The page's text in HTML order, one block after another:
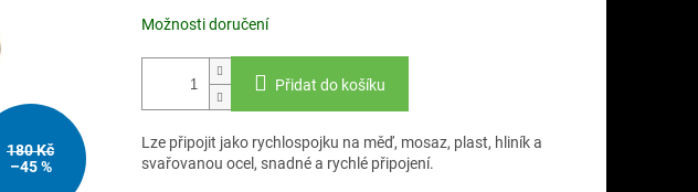
180 Kč
–45 %
Možnosti doručení
Přidat do košíku
Lze připojit jako rychlospojku na měď, mosaz, plast, hliník a
svařovanou ocel, snadné a rychlé připojení.